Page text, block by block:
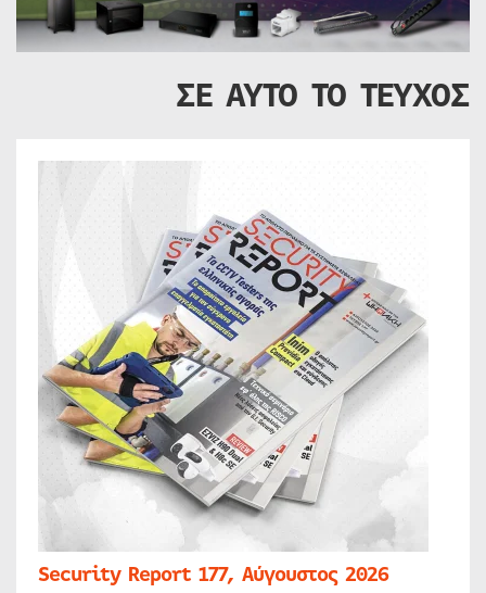
ΣΕ ΑΥΤΟ ΤΟ ΤΕΥΧΟΣ
Security Report 177, Αύγουστος 2026